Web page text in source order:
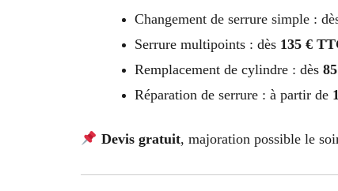
Changement de serrure simple :
Serrure multipoints : dès 135 €
Remplacement de cylindre : dès
Réparation de serrure : à partir de
Devis gratuit, majoration possible le